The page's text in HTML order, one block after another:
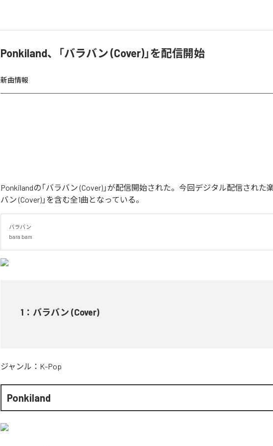
Ponkiland、「バラバン (Cover)」を配信開始
新曲情報
Ponkilandの「バラバン (Cover)」が配信開始された。今回デジタル配信された
バン (Cover)」を含む全1曲となっている。
バラバン
bara bam
1 ： バラバン (Cover)
ジャンル： K-Pop
Ponkiland